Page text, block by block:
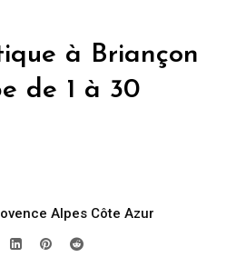
à Briançon
de 1 à 30
Alpes Côte Azur